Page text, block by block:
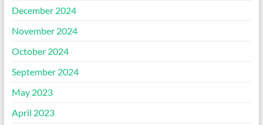
December 2024
November 2024
October 2024
September 2024
May 2023
April 2023